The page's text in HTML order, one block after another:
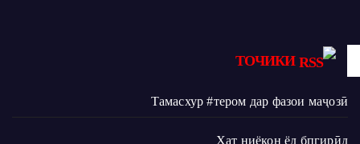
ТОЧИКИ
Тамасхур #тером дар фазои маҷозӣ
Хат ниёкон ёд бпгирӣд